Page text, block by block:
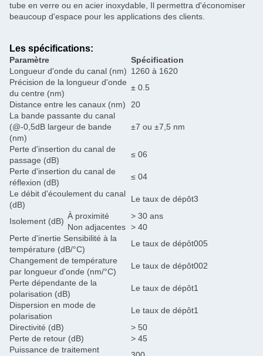
tube en verre ou en acier inoxydable, Il permettra d'économiser
beaucoup d'espace pour les applications des clients.
Les spécifications:
Paramètre
Spécification
Longueur d'onde du canal (nm) 1260 à 1620
Précision de la longueur d'onde
du centre (nm)
± 0.5
Distance entre les canaux (nm)
20
La bande passante du canal
(@-0,5dB largeur de bande
(nm)
±7 ou ±7,5 nm
Perte d'insertion du canal de
passage (dB)
≤ 06
Perte d'insertion du canal de
réflexion (dB)
≤ 04
Le débit d'écoulement du canal
(dB)
Le taux de dépôt3
Isolement (dB)
À proximité
> 30 ans
Non adjacentes > 40
Perte d'inertie Sensibilité à la
température (dB/°C)
Le taux de dépôt005
Changement de température
par longueur d'onde (nm/°C)
Le taux de dépôt002
Perte dépendante de la
polarisation (dB)
Le taux de dépôt1
Dispersion en mode de
polarisation
Le taux de dépôt1
Directivité (dB)
> 50
Perte de retour (dB)
> 45
Puissance de traitement